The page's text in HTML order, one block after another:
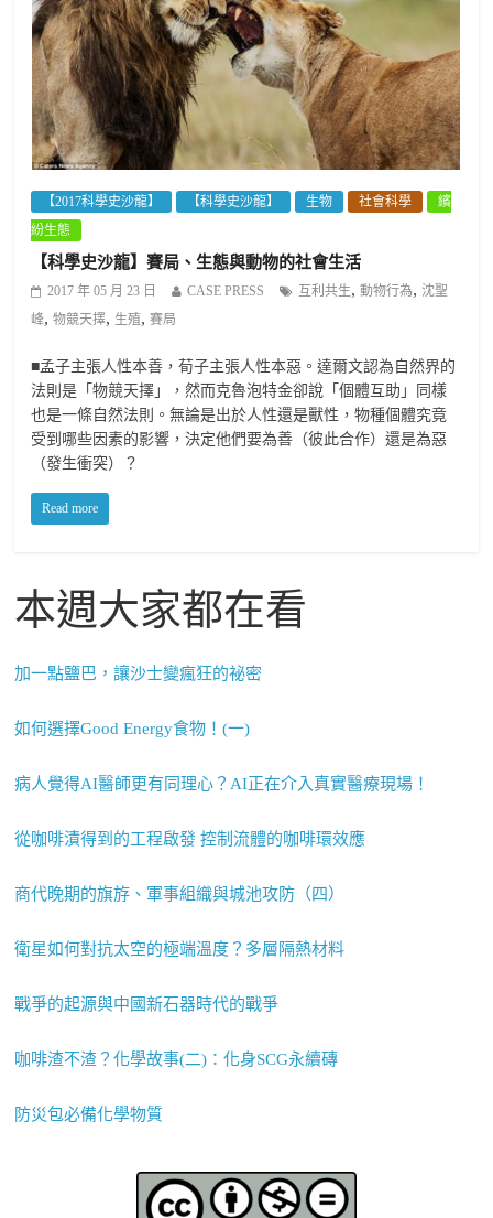
【2017科學史沙龍】 【科學史沙龍】 生物 社會科學
繽
紛生態
【科學史沙龍】賽局、生態與動物的社會生活
2017 年 05 月 23 日 CASE PRESS 互利共生,動物行為, 沈聖
峰,物競天擇, 生殖,賽局
■孟子主張人性本善，荀子主張人性本惡。達爾文認為自然界的
法則是「物競天擇」，然而克魯泡特金卻說「個體互助」同樣
也是一條自然法則。無論是出於人性還是獸性，物種個體究竟
受到哪些因素的影響，決定他們要為善（彼此合作）還是為惡
（發生衝突）？
Read more
本週大家都在看
加一點鹽巴，讓沙士變瘋狂的祕密
如何選擇Good Energy食物！(一)
病人覺得AI醫師更有同理心？AI正在介入真實醫療現場！
從咖啡漬得到的工程啟發 控制流體的咖啡環效應
商代晚期的旗斿、軍事組織與城池攻防（四）
衛星如何對抗太空的極端溫度？多層隔熱材料
戰爭的起源與中國新石器時代的戰爭
咖啡渣不渣？化學故事(二)：化身SCG永續磚
防災包必備化學物質